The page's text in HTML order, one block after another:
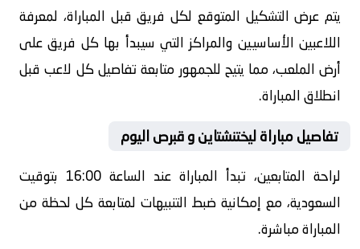
يتم عرض التشكيل المتوقع لكل فريق قبل المباراة، لمعرفة
اللاعبين الأساسيين والمراكز التي سيبدأ بها كل فريق على
أرض الملعب، مما يتيح للجمهور متابعة تفاصيل كل لاعب قبل
انطلاق المباراة.
تفاصيل مباراة ليختنشتاين و قبرص اليوم
لراحة المتابعين، تبدأ المباراة عند الساعة 16:00 بتوقيت
السعودية، مع إمكانية ضبط التنبيهات لمتابعة كل لحظة من
المباراة مباشرة.